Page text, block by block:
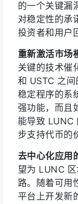
的一个关键漏
对稳定性的承
投资者和用户
重新激活市场
关键的技术催
和 USTC 之
稳定程序的系
强功能，而且
能导致 LUNC
步支持代币的
去中心化应用
望为 LUNC
路。随着可用
平台上开发新